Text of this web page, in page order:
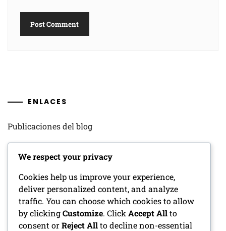
ENLACES
Publicaciones del blog
CATEGORÍAS
We respect your privacy
Cookies help us improve your experience,
deliver personalized content, and analyze
traffic. You can choose which cookies to allow
by clickingCustomize. Click Accept Allto
consent orReject Allto decline non-essential